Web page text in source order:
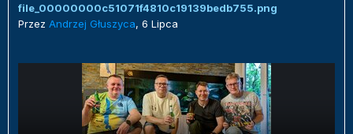
file_00000000c51071f4810c19139bedb755.png
Przez Andrzej Głuszyca, 6 Lipca